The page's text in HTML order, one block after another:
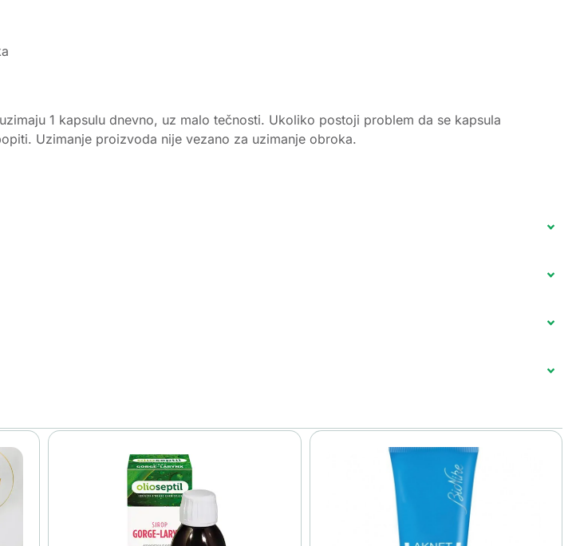
1 kapsulu dnevno, uz malo tečnosti. Ukoliko postoji problem da se kapsula
Uzimanje proizvoda nije vezano za uzimanje obroka.